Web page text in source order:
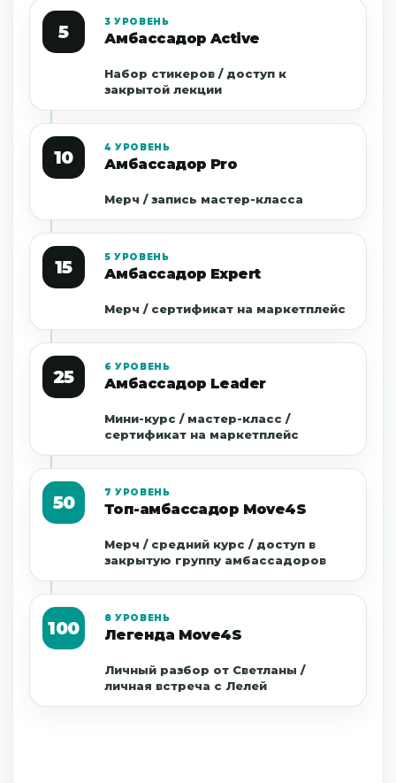
5 3 УРОВЕНЬ
Амбассадор Active
Набор стикеров / доступ к
закрытой лекции
10 4 УРОВЕНЬ
Амбассадор Pro
Мерч / запись мастер-класса
15 5 УРОВЕНЬ
Амбассадор Expert
Мерч / сертификат на маркетплейс
25 6 УРОВЕНЬ
Амбассадор Leader
Мини-курс / мастер-класс /
сертификат на маркетплейс
50 7 УРОВЕНЬ
Топ-амбассадор Move4S
Мерч / средний курс / доступ в
закрытую группу амбассадоров
100 8 УРОВЕНЬ
Легенда Move4S
Личный разбор от Светланы /
личная встреча с Лелей